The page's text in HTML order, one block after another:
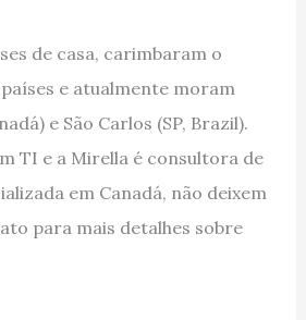
de casa, carimbaram o
e atualmente moram
e São Carlos (SP, Brazil).
TI e a Mirella é consultora de
em Canadá, não deixem
para mais detalhes sobre